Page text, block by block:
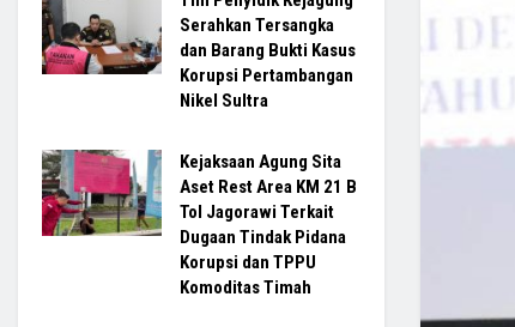
Serahkan Tersangka
dan Barang Bukti Kasus
Korupsi Pertambangan
Nikel Sultra
Kejaksaan Agung Sita
Aset Rest Area KM 21 B
Tol Jagorawi Terkait
Dugaan Tindak Pidana
Korupsi dan TPPU
Komoditas Timah